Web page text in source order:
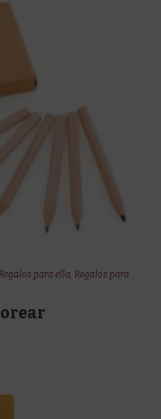
para ella,Regalos para